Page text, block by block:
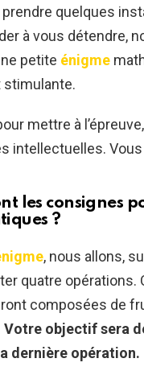
quelques
à vous détendre,
petite énigme
stimulante.
mettre à
intellectuelles.
les consignes
?
, nous allons,
quatre opérations.
composées de
Votre objectif sera
dernière opération.